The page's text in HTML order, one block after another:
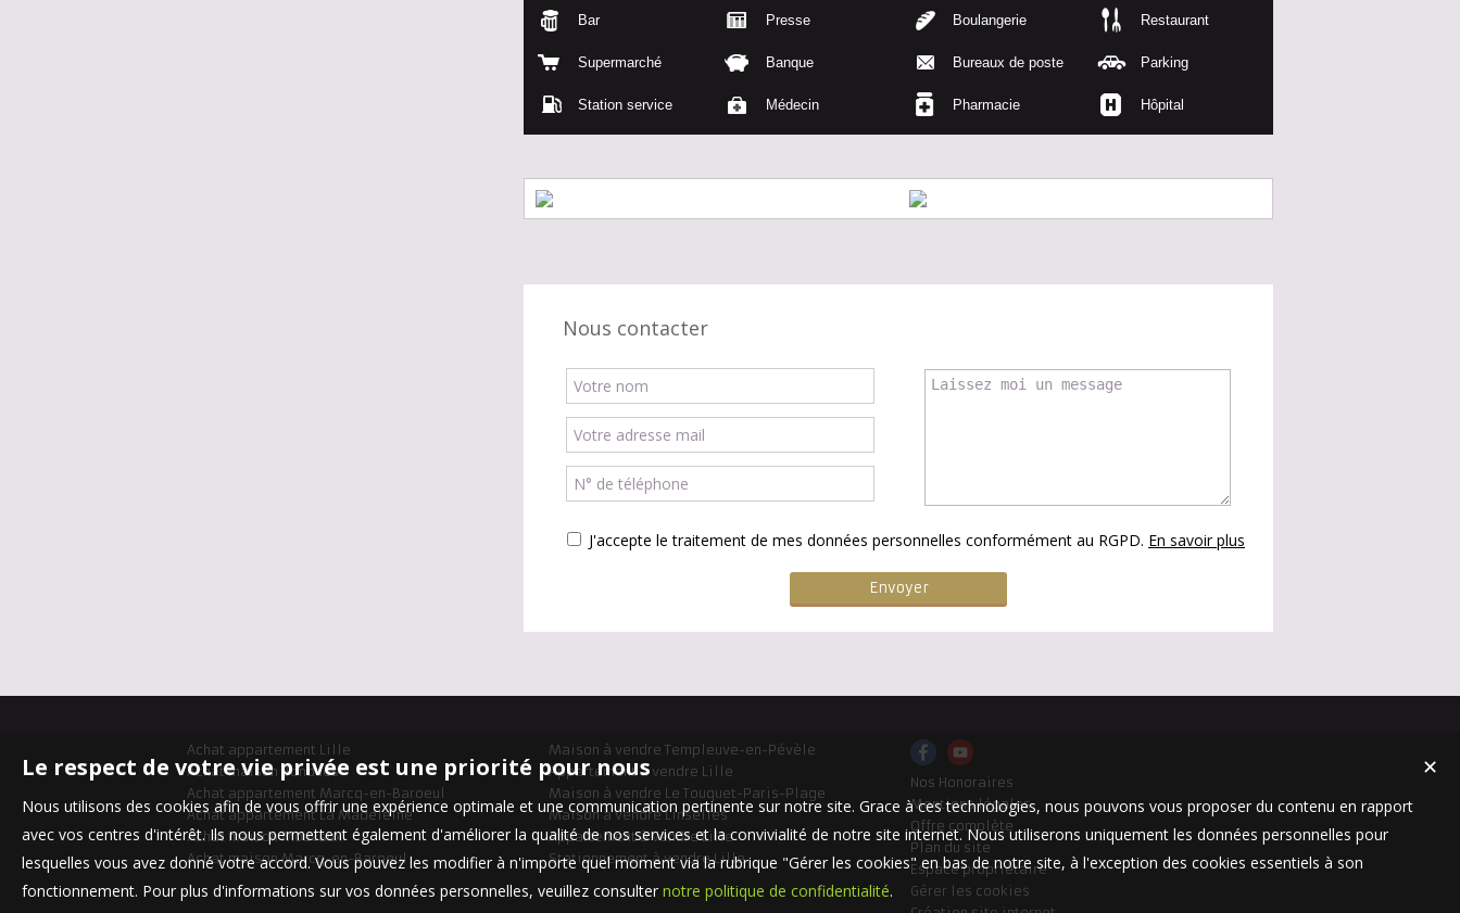
Bar Presse Boulangerie Restaurant
Supermarché Banque Bureaux de poste Parking
Station service Médecin Pharmacie Hôpital
Nous contacter
J'accepte le traitement de mes données personnelles conformément au RGPD. En savoir plus
Achat appartement Lille
Achat maison Bondues
Achat appartement Marcq-en-Baroeul
Achat appartement La Madeleine
Achat maison Mouvaux
Achat maison Marcq-en-Baroeul
Maison à vendre Templeuve-en-Pévèle
Appartement à vendre Lille
Maison à vendre Le Touquet-Paris-Plage
Maison à vendre Linselles
Appartement à vendre Lille
Stationnement à vendre Lille
Nos Honoraires
Mentions légales
Offre complète
Plan du site
Espace propriétaire
Gérer les cookies
✕
Le respect de votre vie privée est une priorité pour nous
Nous utilisons des cookies afin de vous offrir une expérience optimale et une communication pertinente sur notre site. Grace à ces technologies, nous pouvons vous proposer du contenu en rapport
avec vos centres d'intérêt. Ils nous permettent également d'améliorer la qualité de nos services et la convivialité de notre site internet. Nous utiliserons uniquement les données personnelles pour
lesquelles vous avez donné votre accord. Vous pouvez les modifier à n'importe quel moment via la rubrique "Gérer les cookies" en bas de notre site, à l'exception des cookies essentiels à son
fonctionnement. Pour plus d'informations sur vos données personnelles, veuillez consulter notre politique de confidentialité.